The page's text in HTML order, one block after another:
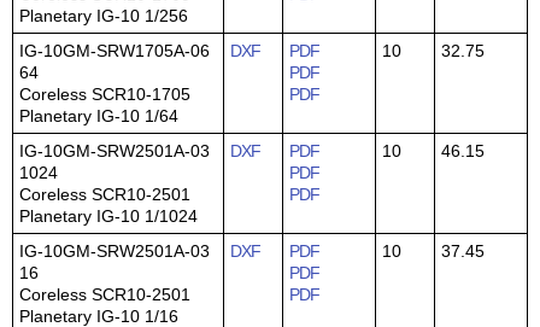
Planetary IG-10 1/256
IG-10GM-SRW1705A-06
64
Coreless SCR10-1705
Planetary IG-10 1/64
DXF
PDF
PDF
PDF
10 32.75
IG-10GM-SRW2501A-03
1024
Coreless SCR10-2501
Planetary IG-10 1/1024
DXF
PDF
PDF
PDF
10 46.15
IG-10GM-SRW2501A-03
16
Coreless SCR10-2501
Planetary IG-10 1/16
DXF
PDF
PDF
PDF
10 37.45